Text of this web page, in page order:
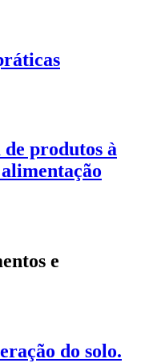
produtos à
e
do solo.